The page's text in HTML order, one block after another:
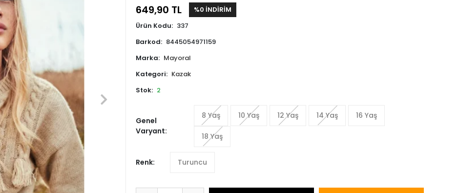
649,90 TL
%0 İNDİRİM
Ürün Kodu: 337
Barkod: 8445054971159
Marka: Mayoral
Kategori: Kazak
Stok: 2
Genel
Varyant:
8 Yaş 10 Yaş 12 Yaş 14 Yaş 16 Yaş
18 Yaş
Renk: Turuncu